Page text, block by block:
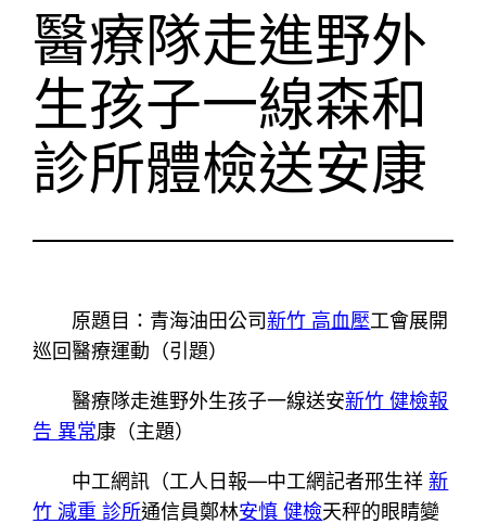
醫療隊走進野外
生孩子一線森和
診所體檢送安康
原題目：青海油田公司新竹 高血壓工會展開
巡回醫療運動（引題）
醫療隊走進野外生孩子一線送安新竹 健檢報
告 異常康（主題）
中工網訊（工人日報—中工網記者邢生祥新
竹 減重 診所通信員鄭林安慎 健檢天秤的眼睛變